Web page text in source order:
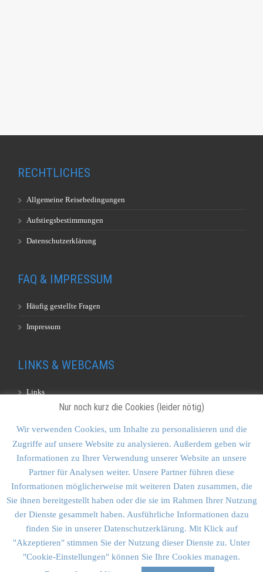
RECHTLICHES
Allgemeine Reisebedingungen
Aufstiegsbestimmungen
Datenschutzerklärung
FAQ & IMPRESSUM
Häufig gestellte Fragen
Impressum
LINKS & WEBCAMS
Links
KONTAKT & SITEMAP
Kontakt
Sitemap
Vulkankultour-BUFF®
Nur noch kurz die Cookies (leider nötig)
Wir verwenden Cookies, um Inhalte zu personalisieren und die
Zugriffe auf unsere Website zu analysieren. Außerdem geben wir
Informationen zu Ihrer Verwendung unserer Website an unsere
Partner für Analysen weiter. Unsere Partner führen diese
Informationen möglicherweise mit weiteren Daten zusammen, die
Sie ihnen bereitgestellt haben oder die sie im Rahmen Ihrer Nutzung
der Dienste gesammelt haben. Ausführliche Informationen dazu
finden Sie in unserer Datenschutzerklärung. Mit Klick auf
"Akzeptieren" stimmen Sie der Nutzung dieser Dienste zu. Unter
"Cookie-Einstellungen" können Sie Ihre Cookies managen.